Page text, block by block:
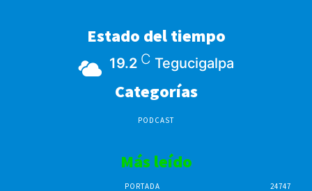
Estado del tiempo
19.2 C Tegucigalpa
Categorías
PODCAST
Más leído
PORTADA 24747